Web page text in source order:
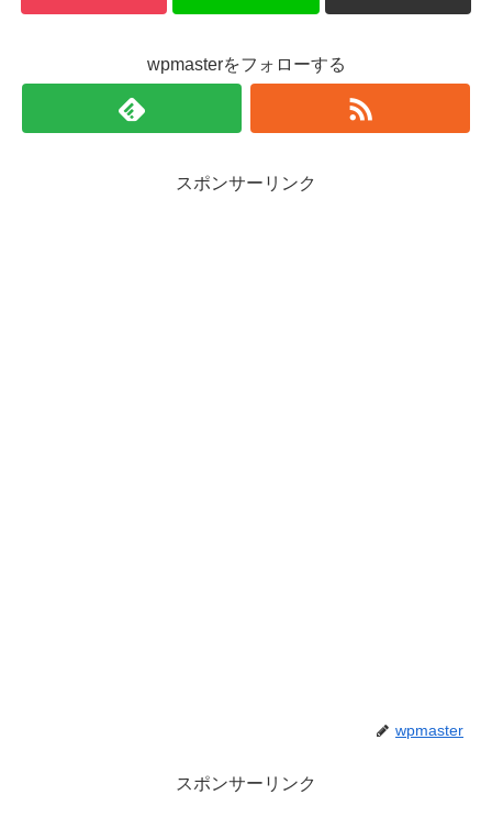
wpmasterをフォローする
スポンサーリンク
wpmaster
スポンサーリンク